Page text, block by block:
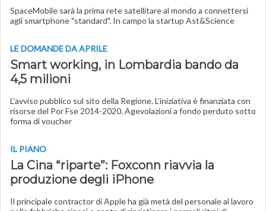
SpaceMobile sarà la prima rete satellitare al mondo a connettersi
agli smartphone "standard". In campo la startup Ast&Science
LE DOMANDE DA APRILE
Smart working, in Lombardia bando da
4,5 milioni
L'avviso pubblico sul sito della Regione. L’iniziativa è finanziata con
risorse del Por Fse 2014-2020. Agevolazioni a fondo perduto sotto
forma di voucher
IL PIANO
La Cina “riparte”: Foxconn riavvia la
produzione degli iPhone
Il principale contractor di Apple ha già metà del personale al lavoro